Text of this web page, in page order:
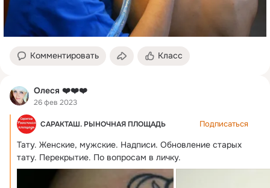
Комментировать Класс
Олеся ❤️❤️❤️
26 фев 2023
САРАКТАШ. РЫНОЧНАЯ ПЛОЩАДЬ Подписаться
Тату. Женские, мужские. Надписи. Обновление старых
тату. Перекрытие. По вопросам в личку.